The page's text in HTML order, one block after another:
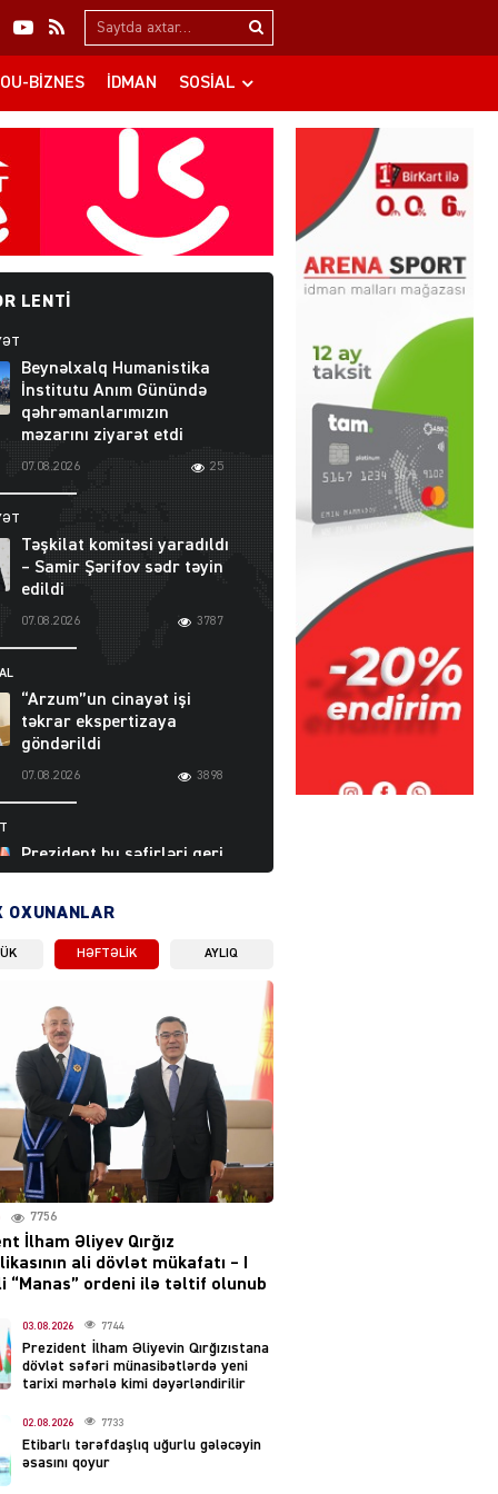
Search…
BIZNES İDMAN SOSIAL
LENTI
Beynəlxalq Humanistika
İnstitutu Anım Günündə
qəhrəmanlarımızın
məzarını ziyarət etdi
07.08.2026 25
Təşkilat komitəsi yaradıldı
– Samir Şərifov sədr təyin
edildi
07.08.2026 3787
“Arzum”un cinayət işi
təkrar ekspertizaya
göndərildi
07.08.2026 3898
Prezident bu səfirləri geri
çağırdı – Abel
Moskvada güclü partlayış
səsləri eşidildi
07.08.2026 5488
Rusiya-Ukrayna
münaqişəsinin həllində
irəliləyiş var – Tramp
07.08.2026
imzaladı
07.08.2026 5488
Tehran və İrəvandan
“Tramp yolu”na HƏMLƏ –
REAKSİYA
OXUNANLAR
HƏFTƏLIK AYLIQ
7756
İlham Əliyev Qırğız
ali dövlət mükafatı – I
“Manas” ordeni ilə təltif olunub
03.08.2026 7744
Prezident İlham Əliyevin Qırğızıstana
dövlət səfəri münasibətlərdə yeni
tarixi mərhələ kimi dəyərləndirilir
02.08.2026 7733
Etibarlı tərəfdaşlıq uğurlu gələcəyin
əsasını qoyur